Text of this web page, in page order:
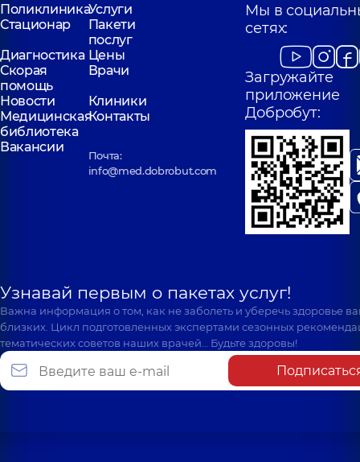
ПоликлиникаУслуги
Стационар
Пакети
послуг
Диагностика Цены
Скорая
помощь
Врачи
Новости
Клиники
Медицинская
библиотека
Контакты
Вакансии
Почта:
info@med.dobrobut.com
Мы в
сетях:
Загружайте
приложение
Добробут:
Узнавай первым о пакетах услуг!
Важна информация о том, как не заболеть и уберечь здоровье
близких. Цикл подготовленных экспертами сезонных
тематических советов наших врачей… Будьте здоровы!